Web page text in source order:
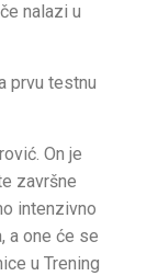
nalazi u
prvu testnu
On je
završne
intenzivno
a one će se
u Trening